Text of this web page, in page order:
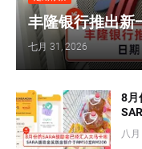
丰隆银行推出新
七月 31, 2026
8月
八